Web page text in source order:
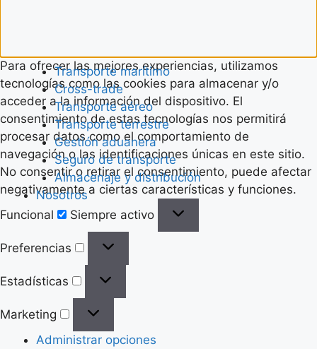
Para ofrecer las mejores experiencias, utilizamos
tecnologías como las cookies para almacenar y/o
acceder a la información del dispositivo. El
consentimiento de estas tecnologías nos permitirá
procesar datos como el comportamiento de
navegación o las identificaciones únicas en este sitio.
No consentir o retirar el consentimiento, puede afectar
negativamente a ciertas características y funciones.
Funcional
Siempre activo
Preferencias
Estadísticas
Marketing
Administrar opciones
Transporte marítimo
Cross-trade
Transporte aéreo
Transporte terrestre
Gestión aduanera
Seguro de transporte
Almacenaje y distribución
Nosotros